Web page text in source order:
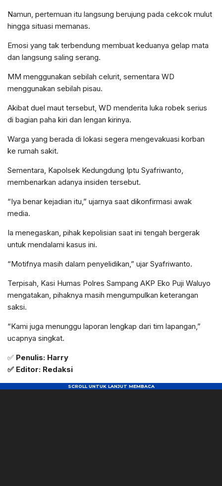
Namun, pertemuan itu langsung berujung pada cekcok mulut
hingga situasi memanas.
Emosi yang tak terbendung membuat keduanya gelap mata
dan langsung saling serang.
MM menggunakan sebilah celurit, sementara WD
menggunakan sebilah pisau.
Akibat duel maut tersebut, WD menderita luka robek serius
di bagian paha kiri dan lengan kirinya.
Warga yang berada di lokasi segera mengevakuasi korban
ke rumah sakit.
Sementara, Kapolsek Kedungdung Iptu Syafriwanto,
membenarkan adanya insiden tersebut.
“Iya benar kejadian itu,” ujarnya saat dikonfirmasi awak
media.
Ia menegaskan, pihak kepolisian saat ini tengah bergerak
untuk mendalami kasus ini.
“Motifnya masih dalam penyelidikan,” ujar Syafriwanto.
Terpisah, Kasi Humas Polres Sampang AKP Eko Puji Waluyo
mengatakan, pihaknya masih mengumpulkan keterangan
saksi.
“Kami juga menunggu laporan lengkap dari tim lapangan,”
ucapnya singkat.
✅ Penulis: Harry
✅ Editor: Redaksi